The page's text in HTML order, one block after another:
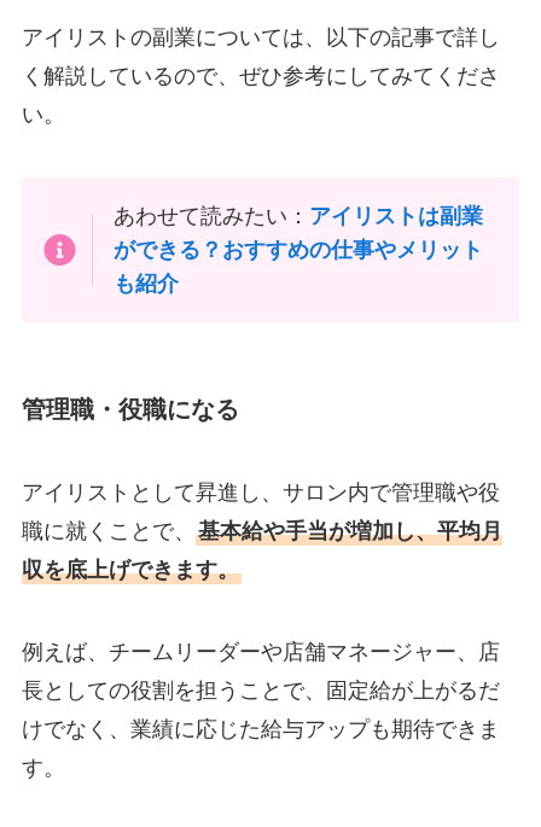
アイリストの副業については、以下の記事で詳し
く解説しているので、ぜひ参考にしてみてくださ
い。
あわせて読みたい： アイリストは副業
ができる？おすすめの仕事やメリット
も紹介
管理職・役職になる
アイリストとして昇進し、サロン内で管理職や役
職に就くことで、 基本給や手当が増加し、平均月
収を底上げできます。
例えば、チームリーダーや店舗マネージャー、店
長としての役割を担うことで、固定給が上がるだ
けでなく、業績に応じた給与アップも期待できま
す。